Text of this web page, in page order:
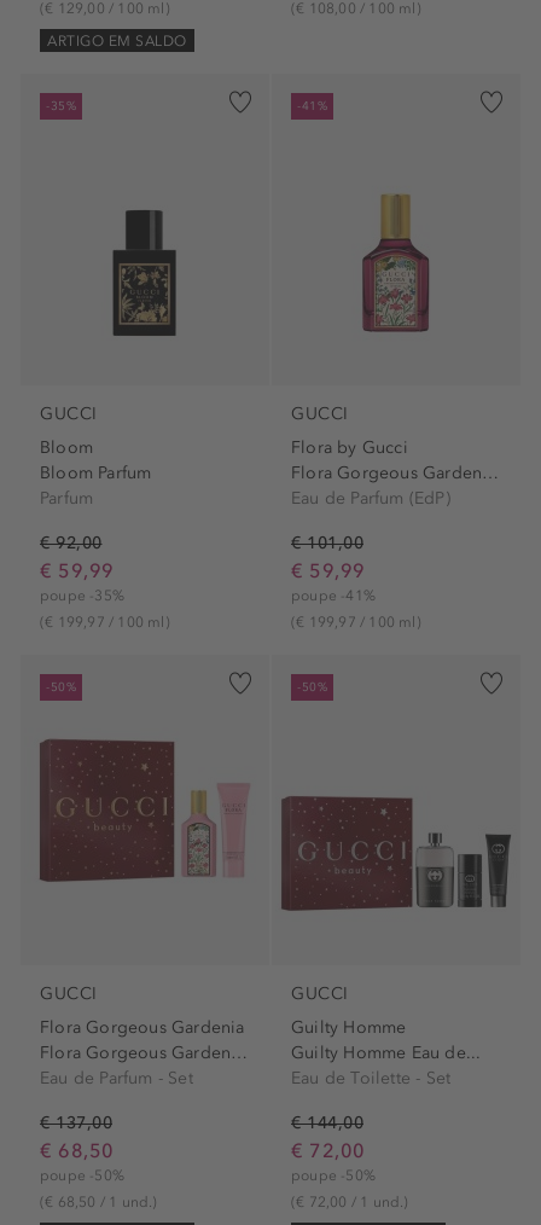
(€ 129,00 / 100 ml)
ARTIGO EM SALDO
(€ 108,00 / 100 ml)
-35%
GUCCI
Bloom
Bloom Parfum
Parfum
€ 92,00
€ 59,99
poupe -35%
(€ 199,97 / 100 ml)
-41%
GUCCI
Flora by Gucci
Flora Gorgeous Gardenia...
Eau de Parfum (EdP)
€ 101,00
€ 59,99
poupe -41%
(€ 199,97 / 100 ml)
-50%
GUCCI
Flora Gorgeous Gardenia
Flora Gorgeous Gardenia Eau...
Eau de Parfum - Set
€ 137,00
€ 68,50
poupe -50%
(€ 68,50 / 1 und.)
-50%
GUCCI
Guilty Homme
Guilty Homme Eau de...
Eau de Toilette - Set
€ 144,00
€ 72,00
poupe -50%
(€ 72,00 / 1 und.)